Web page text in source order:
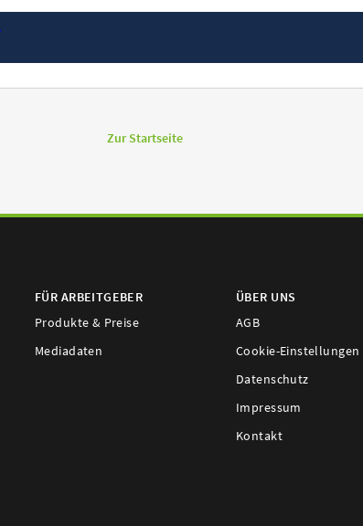
Zur Startseite
FÜR ARBEITGEBER
Produkte & Preise
Mediadaten
ÜBER UNS
AGB
Cookie-Einstellungen
Datenschutz
Impressum
Kontakt